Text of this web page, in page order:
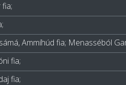
Ammíhúd fia; Menasséból
fia;
fia;